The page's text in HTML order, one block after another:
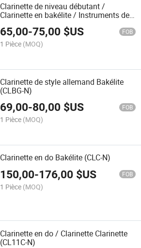
Clarinette de niveau débutant /
Clarinette en bakélite / Instruments de
65,00-75,00 $US FOB
1 Pièce (MOQ)
Clarinette de style allemand Bakélite
(CLBG-N)
69,00-80,00 $US FOB
1 Pièce (MOQ)
Clarinette en do Bakélite (CLC-N)
150,00-176,00 $US FOB
1 Pièce (MOQ)
Clarinette en do / Clarinette Clarinette
(CL11C-N)